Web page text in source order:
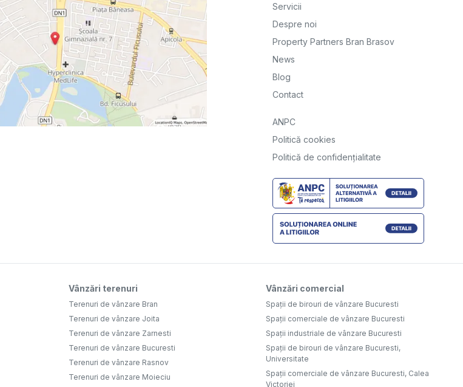
Servicii
Despre noi
Property Partners Bran Brasov
News
Blog
Contact
ANPC
Politică cookies
Politică de confidențialitate
Vânzări terenuri
Terenuri de vânzare Bran
Terenuri de vânzare Joita
Terenuri de vânzare Zarnesti
Terenuri de vânzare Bucuresti
Terenuri de vânzare Rasnov
Terenuri de vânzare Moieciu
Vânzări comercial
Spații de birouri de vânzare Bucuresti
Spații comerciale de vânzare Bucuresti
Spații industriale de vânzare Bucuresti
Spații de birouri de vânzare Bucuresti,
Universitate
Spații comerciale de vânzare Bucuresti, Calea
Victoriei